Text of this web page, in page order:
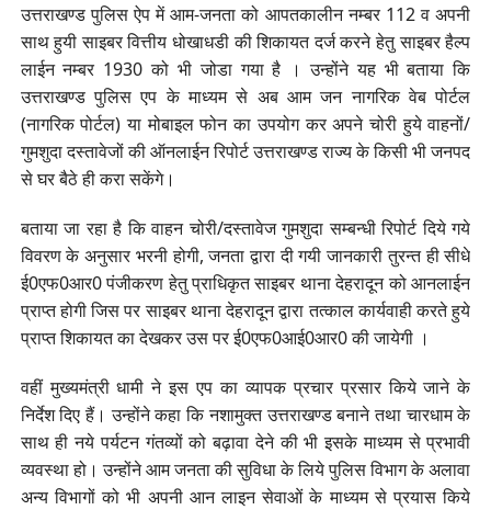
उत्तराखण्ड पुलिस ऐप में आम-जनता को आपतकालीन नम्बर 112 व अपनी
साथ हुयी साइबर वित्तीय धोखाधडी की शिकायत दर्ज करने हेतु साइबर हैल्प
लाईन नम्बर 1930 को भी जोडा गया है । उन्होंने यह भी बताया कि
उत्तराखण्ड पुलिस एप के माध्यम से अब आम जन नागरिक वेब पोर्टल
(नागरिक पोर्टल) या मोबाइल फोन का उपयोग कर अपने चोरी हुये वाहनों/
गुमशुदा दस्तावेजों की ऑनलाईन रिपोर्ट उत्तराखण्ड राज्य के किसी भी जनपद
से घर बैठे ही करा सकेंगे।
बताया जा रहा है कि वाहन चोरी/दस्तावेज गुमशुदा सम्बन्धी रिपोर्ट दिये गये
विवरण के अनुसार भरनी होगी, जनता द्वारा दी गयी जानकारी तुरन्त ही सीधे
ई0एफ0आर0 पंजीकरण हेतु प्राधिकृत साइबर थाना देहरादून को आनलाईन
प्राप्त होगी जिस पर साइबर थाना देहरादून द्वारा तत्काल कार्यवाही करते हुये
प्राप्त शिकायत का देखकर उस पर ई0एफ0आई0आर0 की जायेगी ।
वहीं मुख्यमंत्री धामी ने इस एप का व्यापक प्रचार प्रसार किये जाने के
निर्देश दिए हैं। उन्होंने कहा कि नशामुक्त उत्तराखण्ड बनाने तथा चारधाम के
साथ ही नये पर्यटन गंतव्यों को बढ़ावा देने की भी इसके माध्यम से प्रभावी
व्यवस्था हो। उन्होंने आम जनता की सुविधा के लिये पुलिस विभाग के अलावा
अन्य विभागों को भी अपनी आन लाइन सेवाओं के माध्यम से प्रयास किये